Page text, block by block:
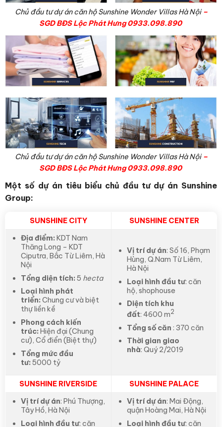
Chủ đầu tư dự án căn hộ Sunshine Wonder Villas Hà Nội–
SGD BĐS Lộc Phát Hưng 0933.098.890
Chủ đầu tư dự án căn hộ Sunshine Wonder Villas Hà Nội–
SGD BĐS Lộc Phát Hưng 0933.098.890
Một số dự án tiêu biểu chủ đầu tư dự án Sunshine
Group:
SUNSHINE CITY
SUNSHINE CENTER
Địa điểm: KDT Nam
Thăng Long – KDT
Ciputra, Bắc Từ Liêm, Hà
Nội
Tổng diện tích: 5 hecta
Loại hình phát
triển: Chung cư và biệt
thự liền kề
Phong cách kiến
trúc: Hiện đại (Chung
cư), Cổ điển (Biệt thự)
Tổng mức đầu
tư: 5000 tỷ
Vị trí dự án: Số 16, Phạm
Hùng, Q.Nam Từ Liêm,
Hà Nội
Loại hình đầu tư: căn
hộ, shophouse
Diện tích khu
đất: 4600 m2
Tổng số căn : 370 căn
Thời gian giao
nhà: Quý 2/2019
SUNSHINE RIVERSIDE
SUNSHINE PALACE
Vị trí dự án: Phú Thượng,
Tây Hồ, Hà Nội
Loại hình đầu tư: căn
Vị trí dự án: Mai Động,
quận Hoàng Mai, Hà Nội
Loại hình đầu tư: căn